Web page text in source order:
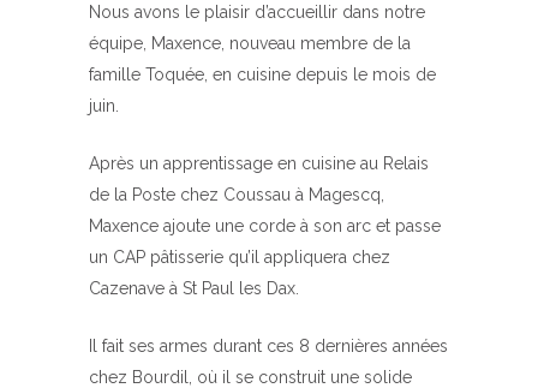
Nous avons le plaisir d’accueillir dans notre
équipe, Maxence, nouveau membre de la
famille Toquée, en cuisine depuis le mois de
juin.
Après un apprentissage en cuisine au Relais
de la Poste chez Coussau à Magescq,
Maxence ajoute une corde à son arc et passe
un CAP pâtisserie qu’il appliquera chez
Cazenave à St Paul les Dax.
Il fait ses armes durant ces 8 dernières années
chez Bourdil, où il se construit une solide